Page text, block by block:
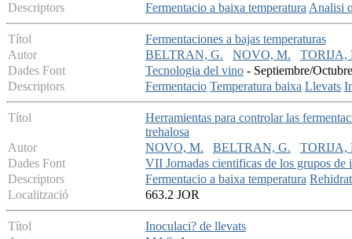
Descriptors
Fermentacio a baixa temperaturaAnalisi
Títol
Fermentaciones a bajas temperaturas
Autor
BELTRAN, G. NOVO, M.
TORIJA,
Dades Font
Tecnologia del vino - Septiembre/
Descriptors
Fermentacio Temperatura baixa Llevats
Títol
Herramientas para controlar las
trehalosa
Autor
NOVO, M. BELTRAN, G.
TORIJA,
Dades Font
VII Jornadas cientificas de los grupos de
Descriptors
Fermentacio a baixa temperatura
Localització
663.2 JOR
Títol
Inoculaci? de llevats